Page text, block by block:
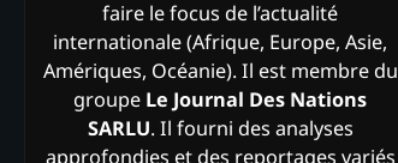
faire le focus de l’actualité
internationale (Afrique, Europe, Asie,
Amériques, Océanie). Il est membre du
groupe Le Journal Des Nations
SARLU. Il fourni des analyses
approfondies et des reportages variés